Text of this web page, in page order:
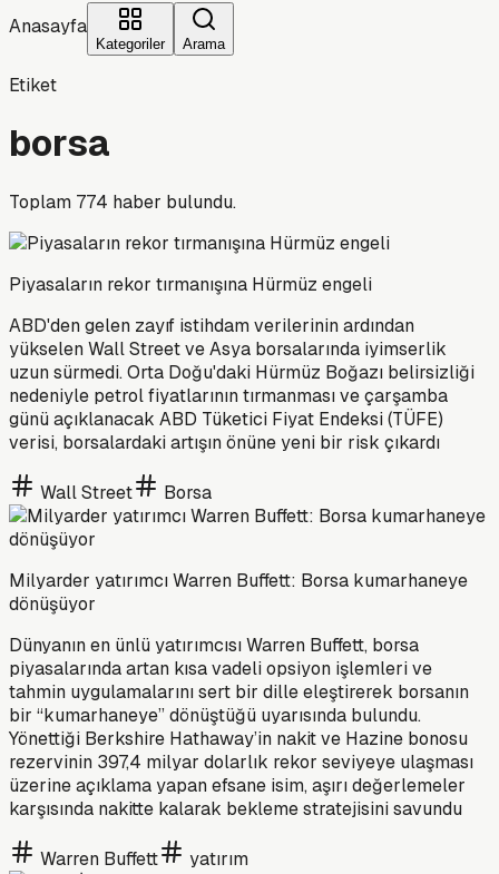
Anasayfa
Kategoriler Arama
Etiket
borsa
Toplam 774 haber bulundu.
Piyasaların rekor tırmanışına Hürmüz engeli
ABD'den gelen zayıf istihdam verilerinin ardından
yükselen Wall Street ve Asya borsalarında iyimserlik
uzun sürmedi. Orta Doğu'daki Hürmüz Boğazı belirsizliği
nedeniyle petrol fiyatlarının tırmanması ve çarşamba
günü açıklanacak ABD Tüketici Fiyat Endeksi (TÜFE)
verisi, borsalardaki artışın önüne yeni bir risk çıkardı
Wall Street Borsa
Milyarder yatırımcı Warren Buffett: Borsa kumarhaneye
dönüşüyor
Dünyanın en ünlü yatırımcısı Warren Buffett, borsa
piyasalarında artan kısa vadeli opsiyon işlemleri ve
tahmin uygulamalarını sert bir dille eleştirerek borsanın
bir “kumarhaneye” dönüştüğü uyarısında bulundu.
Yönettiği Berkshire Hathaway’in nakit ve Hazine bonosu
rezervinin 397,4 milyar dolarlık rekor seviyeye ulaşması
üzerine açıklama yapan efsane isim, aşırı değerlemeler
karşısında nakitte kalarak bekleme stratejisini savundu
Warren Buffett yatırım